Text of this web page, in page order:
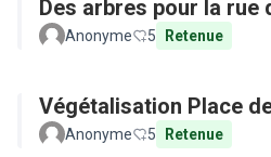
Des arbres pour la rue
Anonyme 5 Retenue
Végétalisation Place
Anonyme 5 Retenue